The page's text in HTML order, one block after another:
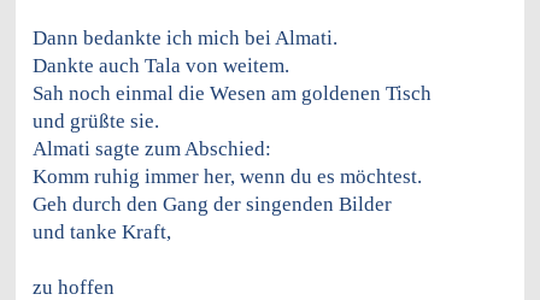
Dann bedankte ich mich bei Almati.
Dankte auch Tala von weitem.
Sah noch einmal die Wesen am goldenen Tisch
und grüßte sie.
Almati sagte zum Abschied:
Komm ruhig immer her, wenn du es möchtest.
Geh durch den Gang der singenden Bilder
und tanke Kraft,
zu hoffen